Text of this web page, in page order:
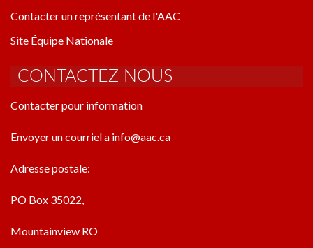
Contacter un représentant de l'AAC
Site Équipe Nationale
CONTACTEZ NOUS
Contacter pour information
Envoyer un courriel a info@aac.ca
Adresse postale:
PO Box 35022,
Mountainview RO